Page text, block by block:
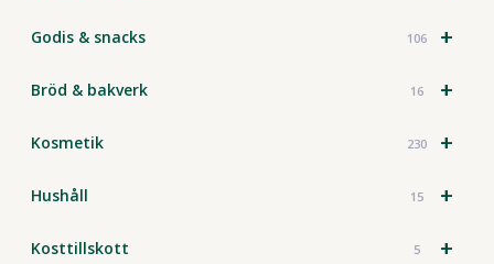
+
Godis & snacks 106
+
Bröd & bakverk 16
+
Kosmetik 230
+
Hushåll 15
+
Kosttillskott 5